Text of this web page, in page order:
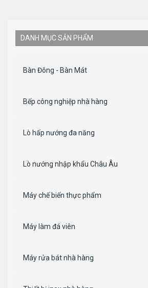
DANH MỤC SẢN PHẨM
Bàn Đông - Bàn Mát
Bếp công nghiệp nhà hàng
Lò hấp nướng đa năng
Lò nướng nhập khẩu Châu Âu
Máy chế biến thực phẩm
Máy làm đá viên
Máy rửa bát nhà hàng